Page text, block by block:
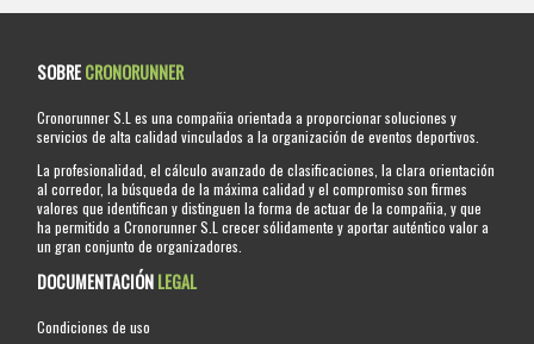
SOBRECRONORUNNER
Cronorunner S.L es una compañia orientada a proporcionar soluciones y
servicios de alta calidad vinculados a la organización de eventos deportivos.
La profesionalidad, el cálculo avanzado de clasificaciones, la clara orientación
al corredor, la búsqueda de la máxima calidad y el compromiso son firmes
valores que identifican y distinguen la forma de actuar de la compañia, y que
ha permitido a Cronorunner S.L crecer sólidamente y aportar auténtico valor a
un gran conjunto de organizadores.
DOCUMENTACIÓNLEGAL
Condiciones de uso